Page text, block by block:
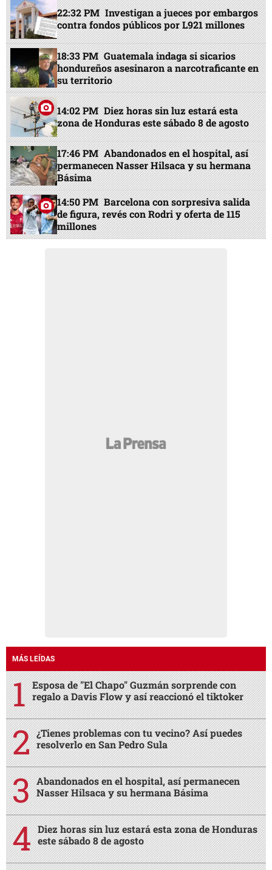
22:32 PM Investigan a jueces por embargos
contra fondos públicos por L921 millones
18:33 PM Guatemala indaga si sicarios
hondureños asesinaron a narcotraficante en
su territorio
14:02 PM Diez horas sin luz estará esta
zona de Honduras este sábado 8 de agosto
17:46 PM Abandonados en el hospital, así
permanecen Nasser Hilsaca y su hermana
Básima
14:50 PM Barcelona con sorpresiva salida
de figura, revés con Rodri y oferta de 115
millones
MÁS LEÍDAS
Esposa de "El Chapo" Guzmán sorprende con
regalo a Davis Flow y así reaccionó el tiktoker
¿Tienes problemas con tu vecino? Así puedes
resolverlo en San Pedro Sula
Abandonados en el hospital, así permanecen
Nasser Hilsaca y su hermana Básima
Diez horas sin luz estará esta zona de Honduras
este sábado 8 de agosto